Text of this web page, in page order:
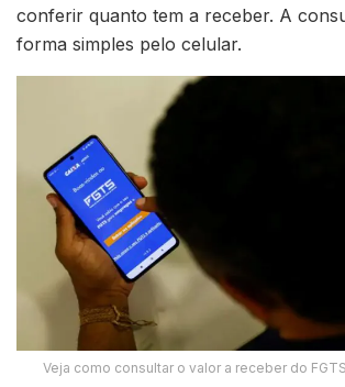
conferir quanto tem a receber. A
forma simples pelo celular.
Veja como consultar o valor a receber do